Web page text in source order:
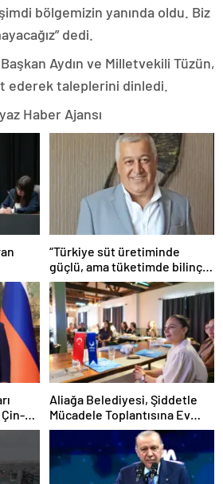
bölgemizin yanında oldu. Biz
dedi.
Aydın ve Milletvekili Tüzün,
ederek taleplerini dinledi.
Haber Ajansı
“Türkiye süt üretiminde
güçlü, ama tüketimde bilinç
şart”
Aliağa Belediyesi, Şiddetle
Mücadele Toplantısına Ev
Sahipliği Yaptı